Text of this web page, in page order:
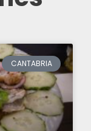
CANTABRIA